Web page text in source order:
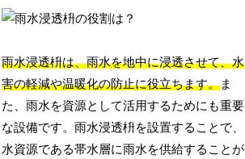
雨水浸透枡は、雨水を地中に浸透させて、水
害の軽減や温暖化の防止に役立ちます。ま
た、雨水を資源として活用するためにも重要
な設備です。雨水浸透枡を設置することで、
水資源である帯水層に雨水を供給することが